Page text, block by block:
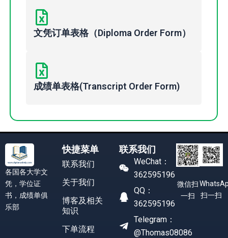
文凭订单表格（Diploma Order Form）
成绩单表格(Transcript Order Form)
各国各大学文
凭，学位证
书，成绩单俱
乐部
快捷菜单
联系我们
关于我们
博客及相关
知识
下单流程
联系我们
WeChat：
362595196
QQ：
362595196
Telegram：
@Thomas08086
微信扫
一扫
扫一扫